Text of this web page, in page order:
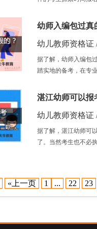
幼师入编包过真
幼儿教师资格证
据了解，幼师入编包
踏实地的备考，在专
湛江幼师可以报
幼儿教师资格证
据了解，湛江幼师可
了。当然考生也不必
«上一页 1 ... 22 23